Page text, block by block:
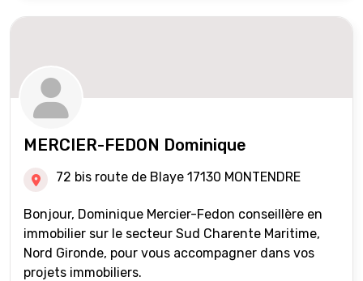
MERCIER-FEDON Dominique
72 bis route de Blaye 17130 MONTENDRE
Bonjour, Dominique Mercier-Fedon conseillère en
immobilier sur le secteur Sud Charente Maritime,
Nord Gironde, pour vous accompagner dans vos
projets immobiliers.